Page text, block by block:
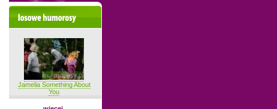
Losowe filmiki
Jamelia Something About
You